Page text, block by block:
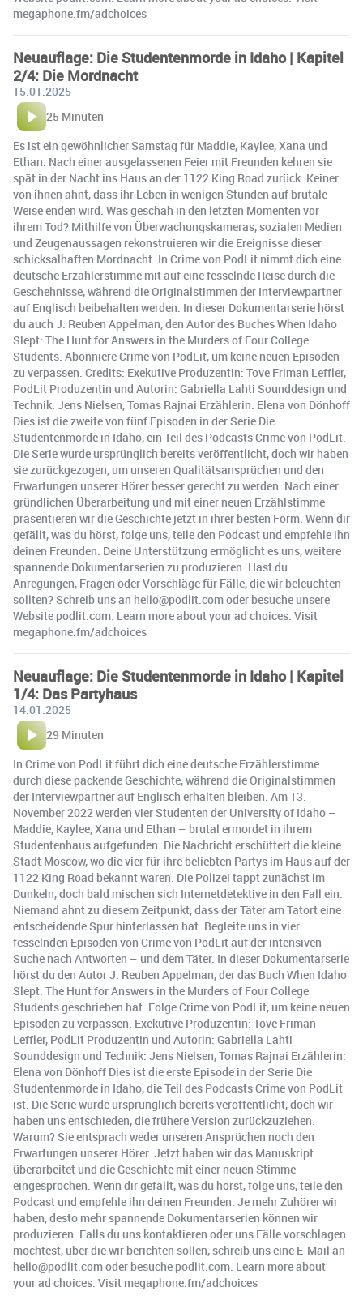
megaphone.fm/adchoices
Neuauflage: Die Studentenmorde in Idaho | Kapitel
2/4: Die Mordnacht
15.01.2025
25 Minuten
Es ist ein gewöhnlicher Samstag für Maddie, Kaylee, Xana und
Ethan. Nach einer ausgelassenen Feier mit Freunden kehren sie
spät in der Nacht ins Haus an der 1122 King Road zurück. Keiner
von ihnen ahnt, dass ihr Leben in wenigen Stunden auf brutale
Weise enden wird. Was geschah in den letzten Momenten vor
ihrem Tod? Mithilfe von Überwachungskameras, sozialen Medien
und Zeugenaussagen rekonstruieren wir die Ereignisse dieser
schicksalhaften Mordnacht. In Crime von PodLit nimmt dich eine
deutsche Erzählerstimme mit auf eine fesselnde Reise durch die
Geschehnisse, während die Originalstimmen der Interviewpartner
auf Englisch beibehalten werden. In dieser Dokumentarserie hörst
du auch J. Reuben Appelman, den Autor des Buches When Idaho
Slept: The Hunt for Answers in the Murders of Four College
Students. Abonniere Crime von PodLit, um keine neuen Episoden
zu verpassen. Credits: Exekutive Produzentin: Tove Friman Leffler,
PodLit Produzentin und Autorin: Gabriella Lahti Sounddesign und
Technik: Jens Nielsen, Tomas Rajnai Erzählerin: Elena von Dönhoff
Dies ist die zweite von fünf Episoden in der Serie Die
Studentenmorde in Idaho, ein Teil des Podcasts Crime von PodLit.
Die Serie wurde ursprünglich bereits veröffentlicht, doch wir haben
sie zurückgezogen, um unseren Qualitätsansprüchen und den
Erwartungen unserer Hörer besser gerecht zu werden. Nach einer
gründlichen Überarbeitung und mit einer neuen Erzählstimme
präsentieren wir die Geschichte jetzt in ihrer besten Form. Wenn dir
gefällt, was du hörst, folge uns, teile den Podcast und empfehle ihn
deinen Freunden. Deine Unterstützung ermöglicht es uns, weitere
spannende Dokumentarserien zu produzieren. Hast du
Anregungen, Fragen oder Vorschläge für Fälle, die wir beleuchten
sollten? Schreib uns an hello@podlit.com oder besuche unsere
Website podlit.com. Learn more about your ad choices. Visit
megaphone.fm/adchoices
Neuauflage: Die Studentenmorde in Idaho | Kapitel
1/4: Das Partyhaus
14.01.2025
29 Minuten
In Crime von PodLit führt dich eine deutsche Erzählerstimme
durch diese packende Geschichte, während die Originalstimmen
der Interviewpartner auf Englisch erhalten bleiben. Am 13.
November 2022 werden vier Studenten der University of Idaho –
Maddie, Kaylee, Xana und Ethan – brutal ermordet in ihrem
Studentenhaus aufgefunden. Die Nachricht erschüttert die kleine
Stadt Moscow, wo die vier für ihre beliebten Partys im Haus auf der
1122 King Road bekannt waren. Die Polizei tappt zunächst im
Dunkeln, doch bald mischen sich Internetdetektive in den Fall ein.
Niemand ahnt zu diesem Zeitpunkt, dass der Täter am Tatort eine
entscheidende Spur hinterlassen hat. Begleite uns in vier
fesselnden Episoden von Crime von PodLit auf der intensiven
Suche nach Antworten – und dem Täter. In dieser Dokumentarserie
hörst du den Autor J. Reuben Appelman, der das Buch When Idaho
Slept: The Hunt for Answers in the Murders of Four College
Students geschrieben hat. Folge Crime von PodLit, um keine neuen
Episoden zu verpassen. Exekutive Produzentin: Tove Friman
Leffler, PodLit Produzentin und Autorin: Gabriella Lahti
Sounddesign und Technik: Jens Nielsen, Tomas Rajnai Erzählerin:
Elena von Dönhoff Dies ist die erste Episode in der Serie Die
Studentenmorde in Idaho, die Teil des Podcasts Crime von PodLit
ist. Die Serie wurde ursprünglich bereits veröffentlicht, doch wir
haben uns entschieden, die frühere Version zurückzuziehen.
Warum? Sie entsprach weder unseren Ansprüchen noch den
Erwartungen unserer Hörer. Jetzt haben wir das Manuskript
überarbeitet und die Geschichte mit einer neuen Stimme
eingesprochen. Wenn dir gefällt, was du hörst, folge uns, teile den
Podcast und empfehle ihn deinen Freunden. Je mehr Zuhörer wir
haben, desto mehr spannende Dokumentarserien können wir
produzieren. Falls du uns kontaktieren oder uns Fälle vorschlagen
möchtest, über die wir berichten sollen, schreib uns eine E-Mail an
hello@podlit.com oder besuche podlit.com. Learn more about
your ad choices. Visit megaphone.fm/adchoices